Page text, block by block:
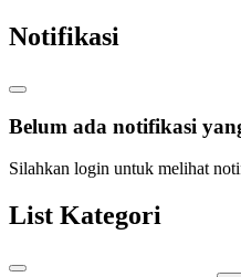
Notifikasi
Belum ada notifikasi
Silahkan login untuk melihat
List Kategori